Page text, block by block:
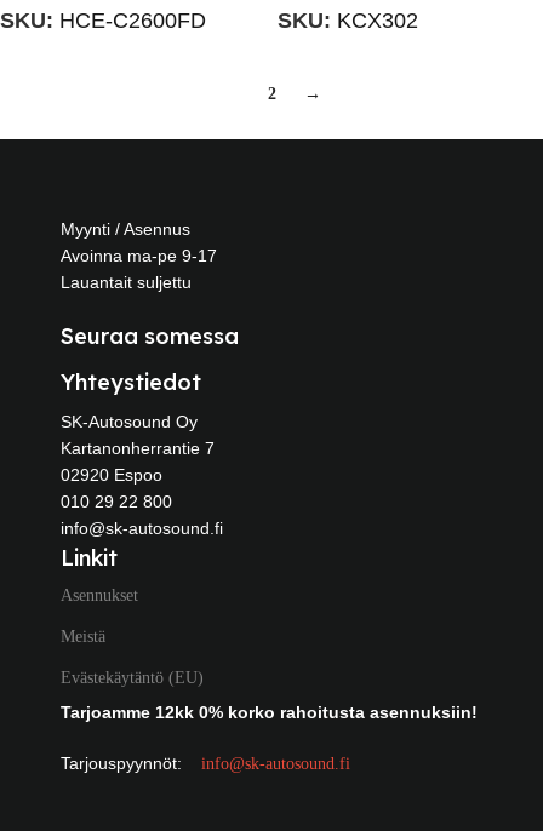
SKU: HCE-C2600FD
SKU: KCX302
2 →
Myynti / Asennus
Avoinna ma-pe 9-17
Lauantait suljettu
Seuraa somessa
Yhteystiedot
SK-Autosound Oy
Kartanonherrantie 7
02920 Espoo
010 29 22 800
info@sk-autosound.fi
Linkit
Asennukset
Meistä
Evästekäytäntö (EU)
Tarjoamme 12kk 0% korko rahoitusta asennuksiin!
Tarjouspyynnöt: info@sk-autosound.fi